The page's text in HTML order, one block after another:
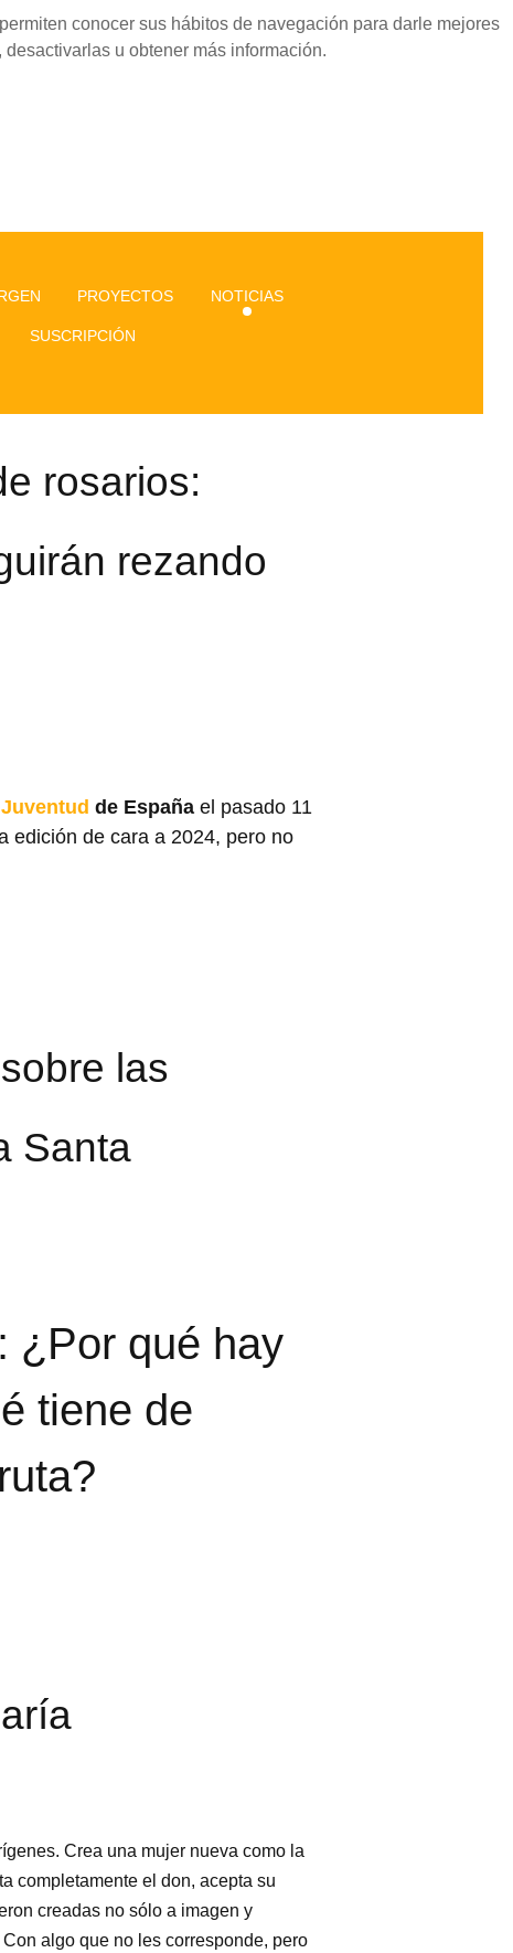
conocer sus hábitos de navegación para darle mejores
u obtener más información.
PROYECTOS NOTICIAS
SUSCRIPCIÓN
rosarios:
rezando
de Españael pasado 11
edición de cara a 2024, pero no
las
Santa
¿Por qué hay
tiene de
Crea una mujer nueva como la
completamente el don, acepta su
creadas no sólo a imagen y
algo que no les corresponde, pero